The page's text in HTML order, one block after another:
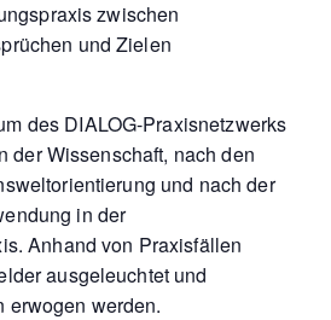
zwischen
und Zielen
des DIALOG-Praxisnetzwerks
der Wissenschaft, nach den
und nach der
in der
Anhand von Praxisfällen
ausgeleuchtet und
erwogen werden.